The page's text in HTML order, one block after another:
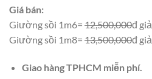
Giá bán:
Giường sồi 1m6= 12,500,000đ
Giường sồi 1m8= 13,500,000đ
Giao hàng TPHCM miễn phí.